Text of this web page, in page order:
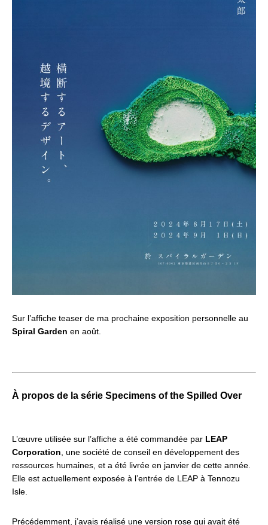
Sur l’affiche teaser de ma prochaine exposition personnelle au
Spiral Garden en août.
À propos de la série Specimens of the Spilled Over
L’œuvre utilisée sur l’affiche a été commandée par LEAP
Corporation , une société de conseil en développement des
ressources humaines, et a été livrée en janvier de cette année.
Elle est actuellement exposée à l’entrée de LEAP à Tennozu
Isle.
Précédemment, j’avais réalisé une version rose qui avait été